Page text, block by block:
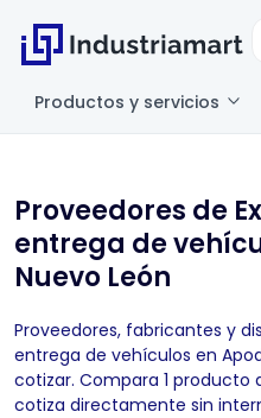
Productos y servicios
Proveedores de
entrega de
Nuevo León
Proveedores, fabricantes y
entrega de vehículos en
cotizar. Compara 1 producto
cotiza directamente sin